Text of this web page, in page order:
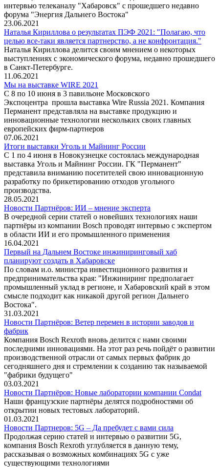
интервью телеканалу "Хабаровск" с прошедшего недавно
форума "Энергия Дальнего Востока"
23.06.2021
Наталья Кириллова о результатах ПЭФ 2021: "Полагаю, что
целью все-таки является партнерство, а не конфронтация."
Наталья Кириллова делится своим мнением о некоторых
выступлениях с экономического форума, недавно прошедшего
в Санкт-Петербурге.
11.06.2021
Мы на выставке WIRE 2021
С 8 по 10 июня в 3 павильоне Московского
Экспоцентра прошла выставка Wire Russia 2021. Компания
Перманент представляла на выставке продукцию и
инновационные технологии нескольких своих главных
европейских фирм-партнеров
07.06.2021
Итоги выставки Уголь и Майнинг России
С 1 по 4 июня в Новокузнецке состоялась международная
выставка Уголь и Майнинг России. ГК "Перманент"
представила вниманию посетителей свою инновационную
разработку по брикетированию отходов угольного
производства.
28.05.2021
Новости Партнёров: ИИ – мнение эксперта
В очередной серии статей о новейших технологиях наши
партнёры из компании Bosch проводят интервью с экспертом
в области ИИ и его промышленного применения
16.04.2021
Первый на Дальнем Востоке инжиниринговый хаб
планируют создать в Хабаровске
По словам и.о. министра инвестиционного развития и
предпринимательства края: "Инжиниринг предполагает
промышленный уклад в регионе, и Хабаровский край в этом
смысле подходит как никакой другой регион Дальнего
Востока".
31.03.2021
Новости Партнёров: Ветер перемен в истории заводов и
фабрик
Компания Bosch Rexroth вновь делится с нами своими
последними инновациями. На этот раз речь пойдёт о развитии
производственной отрасли от самых первых фабрик до
сегодняшнего дня и стремлении к созданию так называемой
"фабрики будущего"
03.03.2021
Новости Партнёров: Новые лаборатории компании Condat
Наши французские партнёры делятся подробностями об
открытии новых тестовых лабораторий.
01.03.2021
Новости Партнеров: 5G – Да пребудет с вами сила
Продолжая серию статей и интервью о развитии 5G,
компания Bosch Rexroth углубляется в данную тему,
рассказывая о возможных комбинациях 5G c уже
существующими технологиями